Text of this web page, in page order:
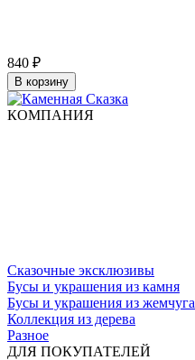
840 ₽
В корзину
КОМПАНИЯ
Сказочные эксклюзивы
Бусы и украшения из камня
Бусы и украшения из жемчуга
Коллекция из дерева
Разное
ДЛЯ ПОКУПАТЕЛЕЙ